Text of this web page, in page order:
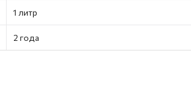
1 литр
2 года